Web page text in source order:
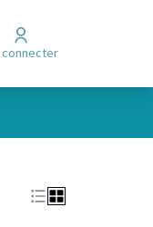
connecter